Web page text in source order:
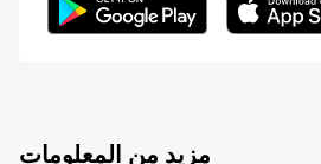
مزيد من المعلومات